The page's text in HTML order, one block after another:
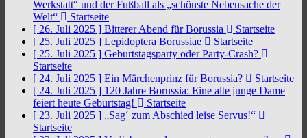
Werkstatt“ und der Fußball als „schönste Nebensache der
Welt“
Startseite
[ 26. Juli 2025 ] Bitterer Abend für Borussia
Startseite
[ 25. Juli 2025 ] Lepidoptera Borussiae
Startseite
[ 25. Juli 2025 ] Geburtstagsparty oder Party-Crash?
Startseite
[ 24. Juli 2025 ] Ein Märchenprinz für Borussia?
Startseite
[ 24. Juli 2025 ] 120 Jahre Borussia: Eine alte junge Dame
feiert heute Geburtstag!
Startseite
[ 23. Juli 2025 ] „Sag´ zum Abschied leise Servus!“
Startseite